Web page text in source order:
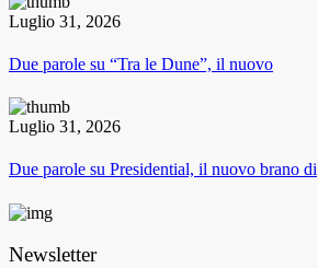
Luglio 31, 2026
Due parole su “Tra le Dune”, il nuovo
Luglio 31, 2026
Due parole su Presidential, il nuovo brano di
Newsletter